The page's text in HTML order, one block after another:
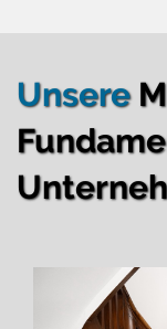
Unsere